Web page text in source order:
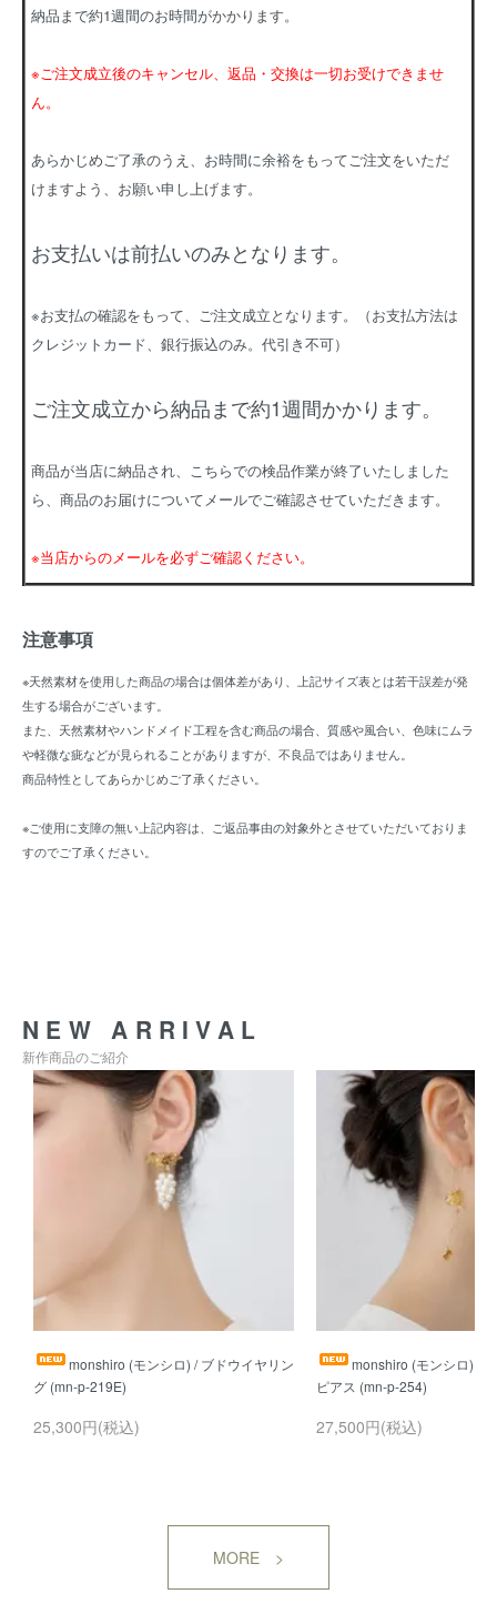
納品まで約1週間のお時間がかかります。
※ご注文成立後のキャンセル、返品・交換は一切お受けできませ
ん。
あらかじめご了承のうえ、お時間に余裕をもってご注文をいただ
けますよう、お願い申し上げます。
お支払いは前払いのみとなります。
※お支払の確認をもって、ご注文成立となります。（お支払方法は
クレジットカード、銀行振込のみ。代引き不可）
ご注文成立から納品まで約1週間かかります。
商品が当店に納品され、こちらでの検品作業が終了いたしました
ら、商品のお届けについてメールでご確認させていただきます。
※当店からのメールを必ずご確認ください。
注意事項
※天然素材を使用した商品の場合は個体差があり、上記サイズ表とは若干誤差が発
生する場合がございます。
また、天然素材やハンドメイド工程を含む商品の場合、質感や風合い、色味にムラ
や軽微な疵などが見られることがありますが、不良品ではありません。
商品特性としてあらかじめご了承ください。
※ご使用に支障の無い上記内容は、ご返品事由の対象外とさせていただいておりま
すのでご了承ください。
NEW ARRIVAL
新作商品のご紹介
monshiro (モンシロ) / ブドウイヤリン
25,300円(税込)
monshiro (モンシロ) /
27,500円(税込)
MORE >